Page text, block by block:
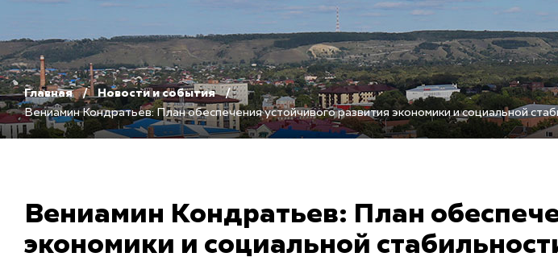
Главная
Новости и события
Вениамин Кондратьев: План обеспечения устойчивого развития экономики и социальной
Вениамин Кондратьев: План
экономики и социальной